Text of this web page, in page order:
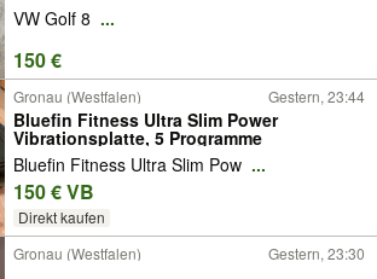
VW Golf 8 ...
150 €
Gronau (Westfalen) Gestern, 23:44
Bluefin Fitness Ultra Slim Power
Vibrationsplatte, 5 Programme
Bluefin Fitness Ultra Slim Pow ...
150 € VB
Direkt kaufen
Gronau (Westfalen)
Gestern, 23:30